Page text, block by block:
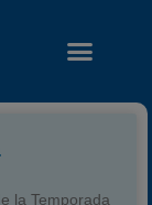
la Temporada